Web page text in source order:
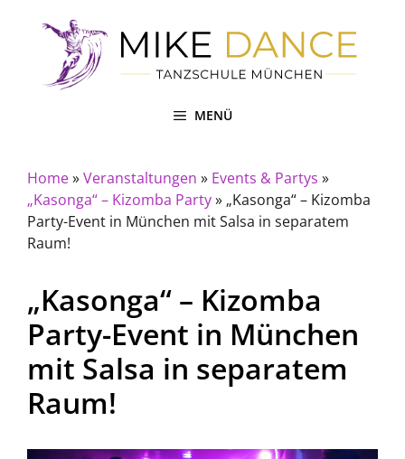
MENÜ
Home»Veranstaltungen » Events & Partys »
„Kasonga“ – Kizomba Party» „Kasonga“ – Kizomba
Party-Event in München mit Salsa in separatem
Raum!
„Kasonga“ – Kizomba
Party-Event in München
mit Salsa in separatem
Raum!